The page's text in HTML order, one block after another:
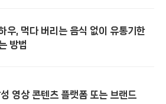
우, 먹다 버리는 음식 없이 유통기한
방법
영상 콘텐츠 플랫폼 또는 브랜드